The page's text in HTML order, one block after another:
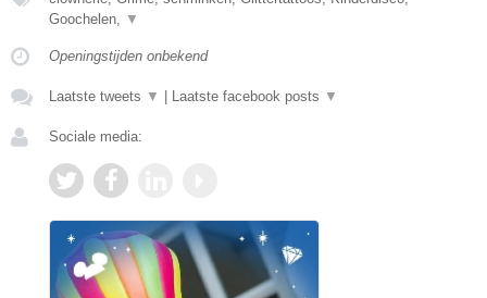
Goochelen,
▼
Openingstijden onbekend
Laatste tweets ▼ | Laatste facebook posts ▼
Sociale media: